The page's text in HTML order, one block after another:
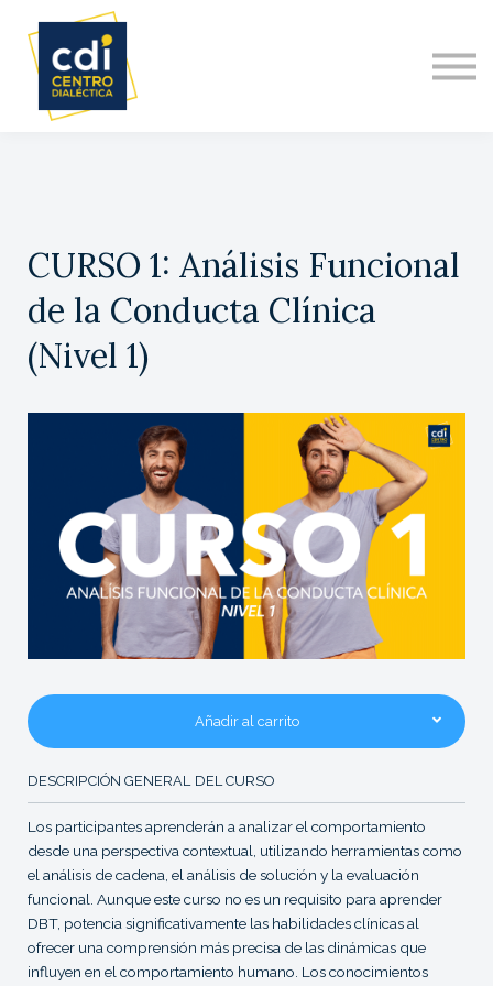
DIPLOMADO INTERNACIONAL
CURSO 1: Análisis Funcional
de la Conducta Clínica
(Nivel 1)
Añadir al carrito
DESCRIPCIÓN GENERAL DEL CURSO
Los participantes aprenderán a analizar el comportamiento
desde una perspectiva contextual, utilizando herramientas como
el análisis de cadena, el análisis de solución y la evaluación
funcional. Aunque este curso no es un requisito para aprender
DBT, potencia significativamente las habilidades clínicas al
ofrecer una comprensión más precisa de las dinámicas que
influyen en el comportamiento humano. Los conocimientos